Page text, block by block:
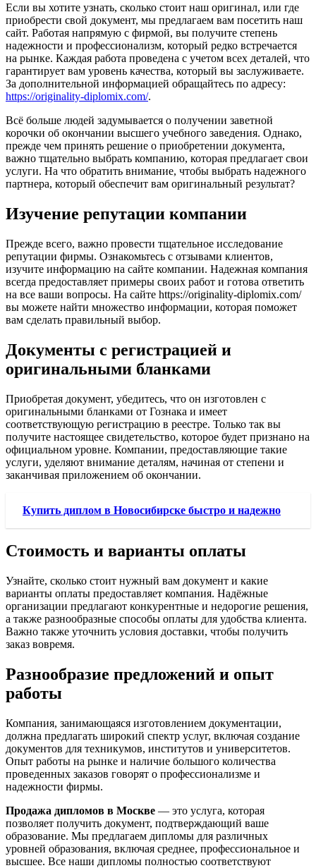
Если вы хотите узнать, сколько стоит наш оригинал, или где
приобрести свой документ, мы предлагаем вам посетить наш
сайт. Работая напрямую с фирмой, вы получите степень
надежности и профессионализм, который редко встречается
на рынке. Каждая работа проведена с учетом всех деталей, что
гарантирует вам уровень качества, который вы заслуживаете.
За дополнительной информацией обращайтесь по адресу:
https://originality-diplomix.com/.
Всё больше людей задумывается о получении заветной
корочки об окончании высшего учебного заведения. Однако,
прежде чем принять решение о приобретении документа,
важно тщательно выбрать компанию, которая предлагает свои
услуги. На что обратить внимание, чтобы выбрать надежного
партнера, который обеспечит вам оригинальный результат?
Изучение репутации компании
Прежде всего, важно провести тщательное исследование
репутации фирмы. Ознакомьтесь с отзывами клиентов,
изучите информацию на сайте компании. Надежная компания
всегда предоставляет примеры своих работ и готова ответить
на все ваши вопросы. На сайте https://originality-diplomix.com/
вы можете найти множество информации, которая поможет
вам сделать правильный выбор.
Документы с регистрацией и
оригинальными бланками
Приобретая документ, убедитесь, что он изготовлен с
оригинальными бланками от Гознака и имеет
соответствующую регистрацию в реестре. Только так вы
получите настоящее свидетельство, которое будет признано на
официальном уровне. Компании, предоставляющие такие
услуги, уделяют внимание деталям, начиная от степени и
заканчивая приложением об окончании.
Купить диплом в Новосибирске быстро и надежно
Стоимость и варианты оплаты
Узнайте, сколько стоит нужный вам документ и какие
варианты оплаты предоставляет компания. Надёжные
организации предлагают конкурентные и недорогие решения,
а также разнообразные способы оплаты для удобства клиента.
Важно также уточнить условия доставки, чтобы получить
заказ вовремя.
Разнообразие предложений и опыт
работы
Компания, занимающаяся изготовлением документации,
должна предлагать широкий спектр услуг, включая создание
документов для техникумов, институтов и университетов.
Опыт работы на рынке и наличие большого количества
проведенных заказов говорят о профессионализме и
надежности фирмы.
Продажа дипломов в Москве — это услуга, которая
позволяет получить документ, подтверждающий ваше
образование. Мы предлагаем дипломы для различных
уровней образования, включая среднее, профессиональное и
высшее. Все наши дипломы полностью соответствуют